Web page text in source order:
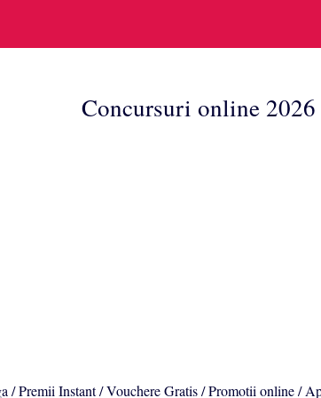
Concursuri online 2026
/ Premii Instant / Vouchere Gratis / Promotii online /